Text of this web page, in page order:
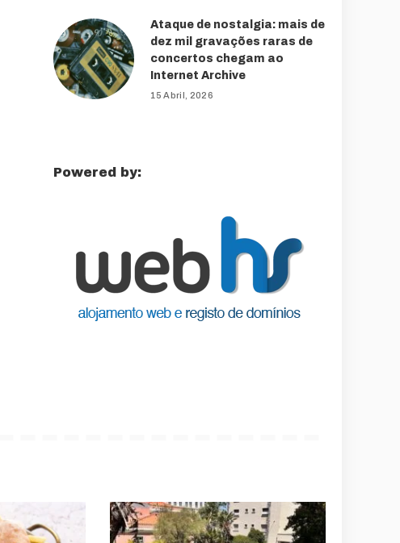
Ataque de nostalgia: mais de
dez mil gravações raras de
concertos chegam ao
Internet Archive
15 Abril, 2026
Powered by: